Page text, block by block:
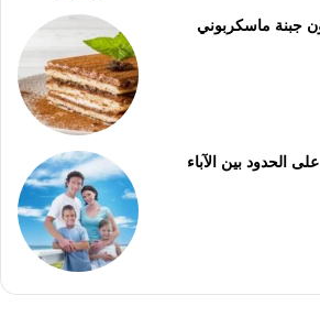
جبنة ماسكربوني
الحدود بين الآباء